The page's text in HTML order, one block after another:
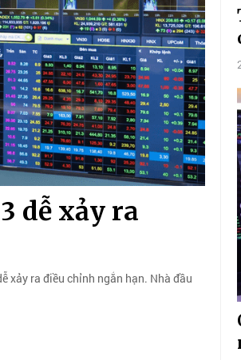
dễ xảy ra
xảy ra điều chỉnh ngắn hạn. Nhà đầu